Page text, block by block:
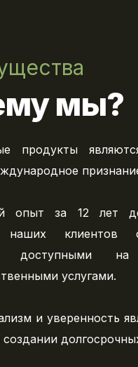
мы?
продукты
опыт за 12 лет
наших клиентов
доступными
услугами.
и уверенность